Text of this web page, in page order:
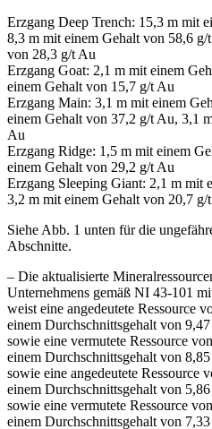
Erzgang Deep Trench: 15,3 m mit
8,3 m mit einem Gehalt von 58,6
von 28,3 g/t Au
Erzgang Goat: 2,1 m mit einem
einem Gehalt von 15,7 g/t Au
Erzgang Main: 3,1 m mit einem
einem Gehalt von 37,2 g/t Au, 3,1
Au
Erzgang Ridge: 1,5 m mit einem
einem Gehalt von 29,2 g/t Au
Erzgang Sleeping Giant: 2,1 m mit
3,2 m mit einem Gehalt von 20,7 g/
Siehe Abb. 1 unten für die
Abschnitte.
– Die aktualisierte
Unternehmens gemäß NI 43-101
weist eine angedeutete Ressource
einem Durchschnittsgehalt von
sowie eine vermutete Ressource
einem Durchschnittsgehalt von
sowie eine angedeutete Ressource
einem Durchschnittsgehalt von
sowie eine vermutete Ressource
einem Durchschnittsgehalt von